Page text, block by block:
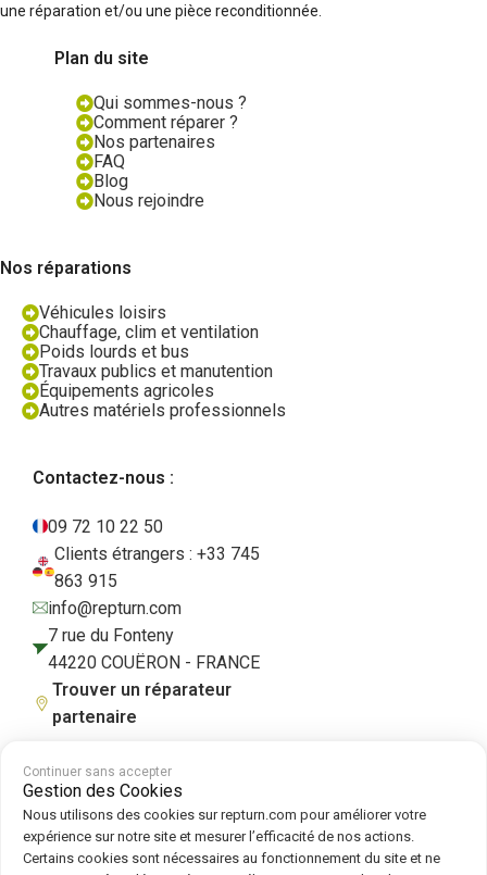
une réparation et/ou une pièce reconditionnée.
Plan du site
Qui sommes-nous ?
Comment réparer ?
Nos partenaires
FAQ
Blog
Nous rejoindre
Nos réparations
Véhicules loisirs
Chauffage, clim et ventilation
Poids lourds et bus
Travaux publics et manutention
Équipements agricoles
Autres matériels professionnels
Contactez-nous :
09 72 10 22 50
Clients étrangers : +33 745
863 915
info@repturn.com
7 rue du Fonteny
44220 COUËRON - FRANCE
Trouver un réparateur
partenaire
CGV| Mentions légales Politique de confidentialité |Cookies
de cookies
Continuer sans accepter
Gestion des Cookies
Nous utilisons des cookies sur repturn.com pour améliorer votre
expérience sur notre site et mesurer l’efficacité de nos actions.
Certains cookies sont nécessaires au fonctionnement du site et ne